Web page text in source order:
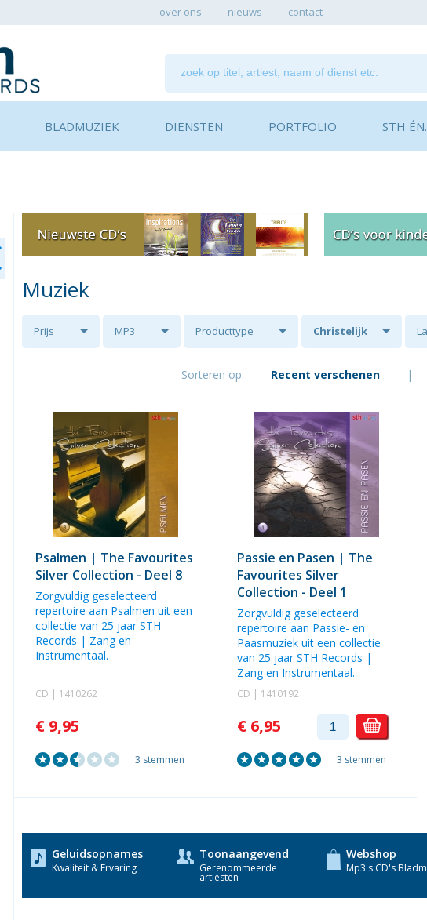
over ons nieuws contact
BLADMUZIEK DIENSTEN PORTFOLIO STH
Muziek
Prijs MP3 Producttype Christelijk
Sorteren op: Recent verschenen |
Psalmen | The Favourites
Silver Collection - Deel 8
Zorgvuldig geselecteerd
repertoire aan Psalmen uit een
collectie van 25 jaar STH
Records | Zang en
Instrumentaal.
CD | 1410262
€ 9,95
3 stemmen
Passie en Pasen | The
Favourites Silver
Collection - Deel 1
Zorgvuldig geselecteerd
repertoire aan Passie- en
Paasmuziek uit een collectie
van 25 jaar STH Records |
Zang en Instrumentaal.
CD | 1410192
€ 6,95
3 stemmen
Geluidsopnames
Kwaliteit & Ervaring
Toonaangevend
Gerenommeerde
artiesten
Webshop
Mp3's CD's